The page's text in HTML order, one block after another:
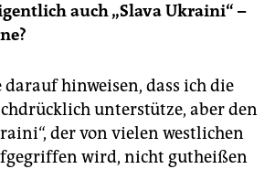
auch „Slava Ukraini“ –
hinweisen, dass ich die
unterstütze, aber den
der von vielen westlichen
wird, nicht gutheißen